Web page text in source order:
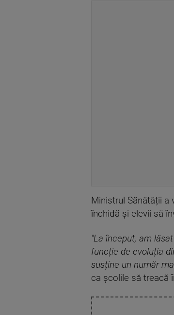
Ministrul Sănătății
închidă și elevii să
"La început, am
funcție de evoluția
susține un număr
ca școlile să treacă